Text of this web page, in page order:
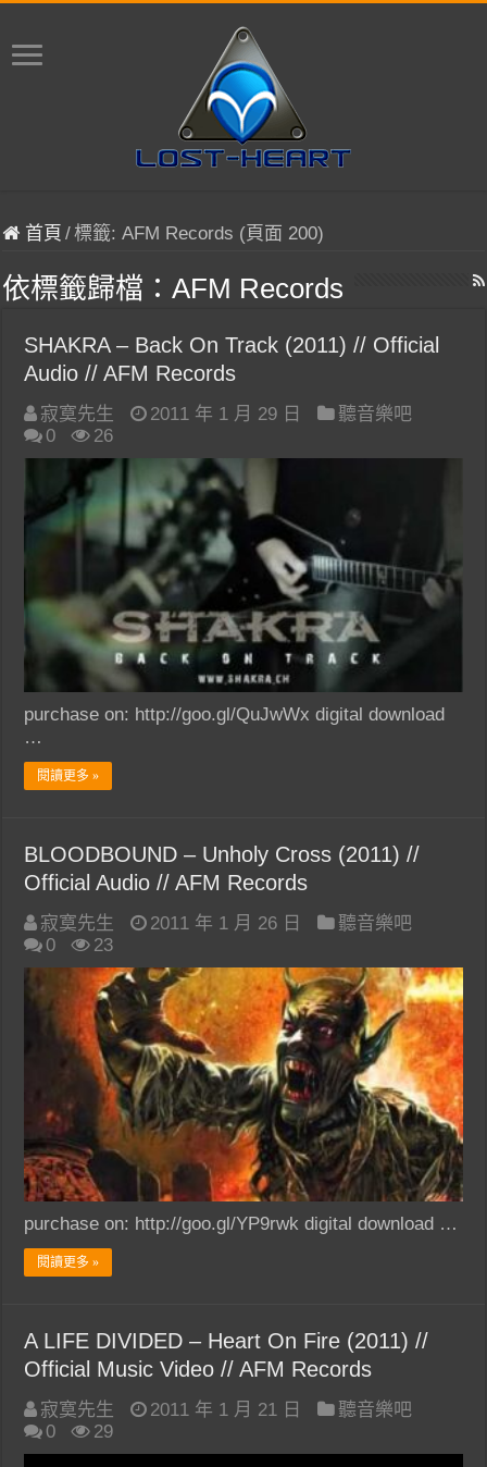
首頁 /標籤:AFM Records (頁面 200)
依標籤歸檔：AFM Records
SHAKRA – Back On Track (2011) // Official
Audio // AFM Records
寂寞先生 2011 年 1 月 29 日
聽音樂吧
0
26
purchase on: http://goo.gl/QuJwWx digital download
…
閱讀更多 »
BLOODBOUND – Unholy Cross (2011) //
Official Audio // AFM Records
寂寞先生 2011 年 1 月 26 日
聽音樂吧
0
23
purchase on: http://goo.gl/YP9rwk digital download …
閱讀更多 »
A LIFE DIVIDED – Heart On Fire (2011) //
Official Music Video // AFM Records
寂寞先生 2011 年 1 月 21 日
聽音樂吧
0
29